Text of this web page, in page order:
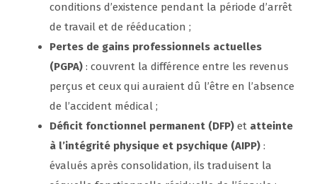
conditions d’existence pendant la période d’arrêt
de travail et de rééducation ;
Pertes de gains professionnels actuelles
(PGPA) : couvrent la différence entre les revenus
perçus et ceux qui auraient dû l’être en l’absence
de l’accident médical ;
Déficit fonctionnel permanent (DFP) et atteinte
à l’intégrité physique et psychique (AIPP) :
évalués après consolidation, ils traduisent la